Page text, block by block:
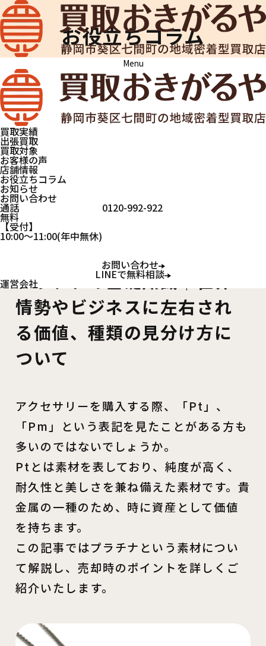
Menu
買取実績
出張買取
買取対象
お客様の声
店舗情報
お役立ちコラム
お知らせ
お問い合わせ
通話
無料
0120-992-922
受付
10:00～11:00(年中無休)
お問い合わせ
LINEで無料相談
運営会社
お役立ちコラム
買取おきがるや お役立ちコラム
プラチナの
世界情勢や
貴金属
2025.11.04
プラチナの基礎知識｜世界
情勢やビジネスに左右され
る価値、種類の見分け方に
ついて
アクセサリーを購入する際、「Pt」、
「Pm」という表記を見たことがある方も
多いのではないでしょうか。
Ptとは素材を表しており、純度が高く、
耐久性と美しさを兼ね備えた素材です。貴
金属の一種のため、時に資産として価値
を持ちます。
この記事ではプラチナという素材につい
て解説し、売却時のポイントを詳しくご
紹介いたします。